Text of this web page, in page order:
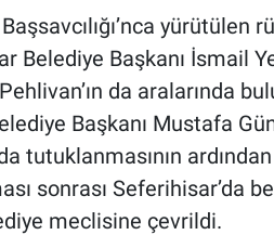
yürütülen
Belediye Başkanı İsmail
da aralarında
Başkanı Mustafa
tutuklanmasının
sonrası Seferihisar’da
meclisine çevrildi.